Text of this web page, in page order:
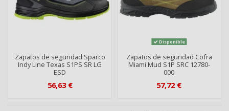
Zapatos de seguridad Sparco
Indy Line Texas S1PS SR LG
ESD
56,63 €
Disponible
Zapatos de seguridad Cofra
Miami Mud S1P SRC 12780-
000
57,72 €